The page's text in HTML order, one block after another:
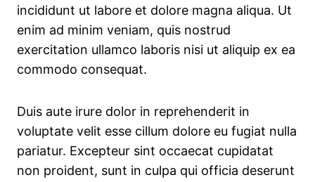
incididunt ut labore et dolore magna aliqua. Ut
enim ad minim veniam, quis nostrud
exercitation ullamco laboris nisi ut aliquip ex ea
commodo consequat.
Duis aute irure dolor in reprehenderit in
voluptate velit esse cillum dolore eu fugiat nulla
pariatur. Excepteur sint occaecat cupidatat
non proident, sunt in culpa qui officia deserunt